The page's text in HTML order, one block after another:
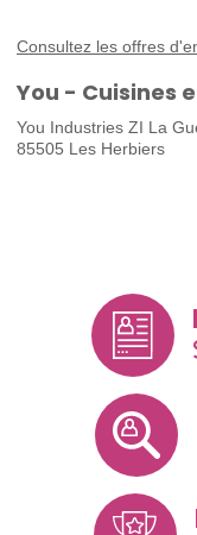
Consultez les offres
You - Cuisines
You Industries ZI La
85505 Les Herbiers